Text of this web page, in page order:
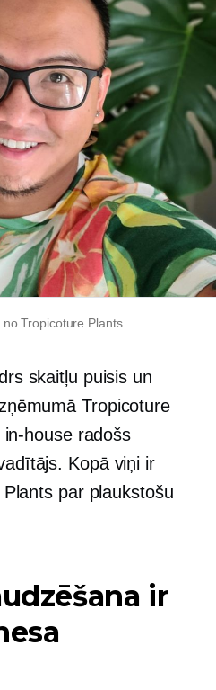
Tropicoture Plants
skaitļu puisis un
Tropicoture
in-houseradošs
Kopā viņi ir
par plaukstošu
ir